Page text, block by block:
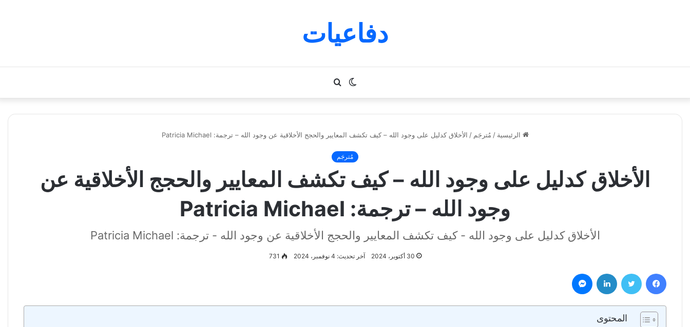
دفاعيات
بحث
عن
الوضع
المظلم
الرئيسية / مُترجَم / الأخلاق كدليل على وجود الله – كيف تكشف المعايير والحجج الأخلاقية عن وجود الله – ترجمة: Patricia Michael
مُترجَم
الأخلاق كدليل على وجود الله – كيف تكشف المعايير والحجج الأخلاقية عن
وجود الله – ترجمة: Patricia Michael
الأخلاق كدليل على وجود الله - كيف تكشف المعايير والحجج الأخلاقية عن وجود الله - ترجمة: Patricia Michael
30 أكتوبر، 2024 آخر تحديث: 4 نوفمبر، 2024 731
فيسبوك تويتر لينكدإن
المحتوى